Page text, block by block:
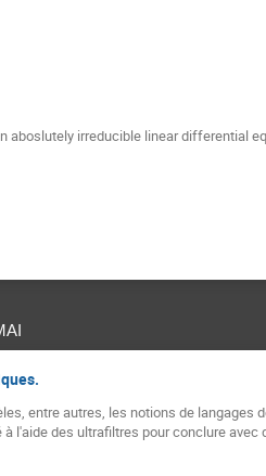
irreducible linear differential
entre autres, les notions de langages
l'aide des ultrafiltres pour conclure